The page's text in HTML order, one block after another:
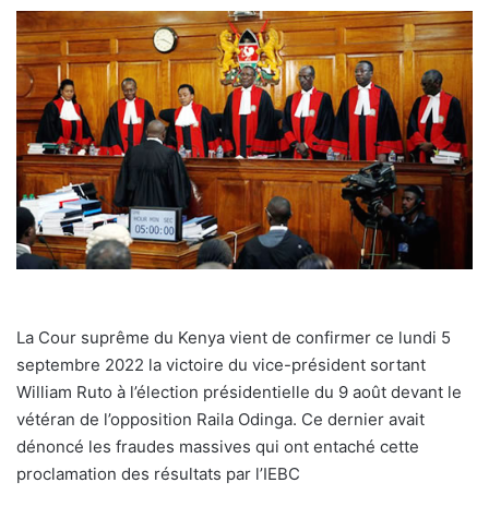
La Cour suprême du Kenya vient de confirmer ce lundi 5
septembre 2022 la victoire du vice-président sortant
William Ruto à l’élection présidentielle du 9 août devant le
vétéran de l’opposition Raila Odinga. Ce dernier avait
dénoncé les fraudes massives qui ont entaché cette
proclamation des résultats par l’IEBC